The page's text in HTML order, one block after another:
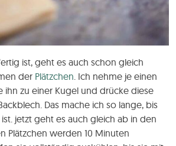
ist, geht es auch schon gleich
der Plätzchen. Ich nehme je einen
ihn zu einer Kugel und drücke diese
Das mache ich so lange, bis
jetzt geht es auch gleich ab in den
Plätzchen werden 10 Minuten